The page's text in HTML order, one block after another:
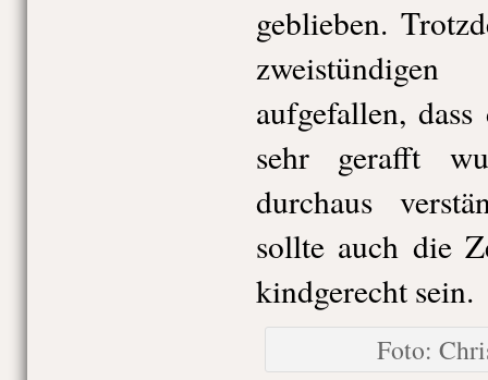
geblieben.
aufgefallen,
sehr gerafft
durchaus
sollte auch die
kindgerecht sein.
Foto: